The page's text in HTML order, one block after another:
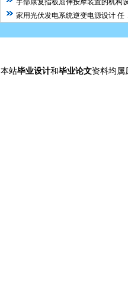
手部康复指板屈伸按摩装置的机构
家用光伏发电系统逆变电源设计 任
本站毕业设计和毕业论文资料均属